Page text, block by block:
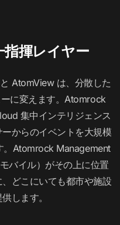
揮レイヤー
AtomView は、分散した
に変えます。Atomrock
集中インテリジェンス
からのイベントを大規模
。Atomrock Management
バイル）がその上に位置
どこにいても都市や施設
します。